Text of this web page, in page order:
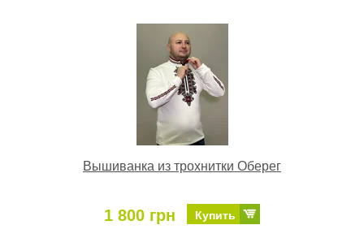
Вышиванка из трохнитки Оберег
1 800 грн Купить